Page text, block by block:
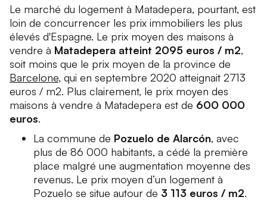
Le marché du logement à Matadepera, pourtant, est
loin de concurrencer les prix immobiliers les plus
élevés d'Espagne. Le prix moyen des maisons à
vendre à Matadepera atteint 2095 euros / m2,
soit moins que le prix moyen de la province de
Barcelone, qui en septembre 2020 atteignait 2713
euros / m2. Plus clairement, le prix moyen des
maisons à vendre à Matadepera est de 600 000
euros.
La commune de Pozuelo de Alarcón, avec
plus de 86 000 habitants, a cédé la première
place malgré une augmentation moyenne des
revenus. Le prix moyen d’un logement à
Pozuelo se situe autour de 3 113 euros / m2.